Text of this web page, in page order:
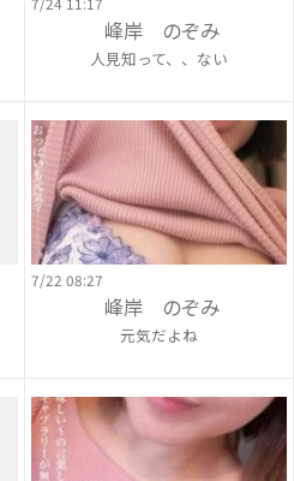
峰岸 のぞみ
人見知って、、ない
7/22 08:27
峰岸 のぞみ
元気だよね